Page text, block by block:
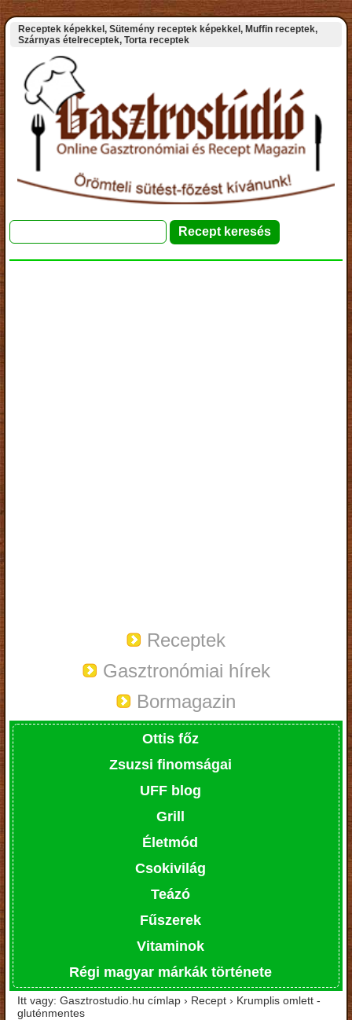
Receptek képekkel, Sütemény receptek képekkel, Muffin receptek,
Szárnyas ételreceptek, Torta receptek
Receptek
Gasztronómiai hírek
Bormagazin
Ottis főz
Zsuzsi finomságai
UFF blog
Grill
Életmód
Csokivilág
Teázó
Fűszerek
Vitaminok
Régi magyar márkák története
Itt vagy: Gasztrostudio.hu címlap › Recept › Krumplis omlett -
gluténmentes